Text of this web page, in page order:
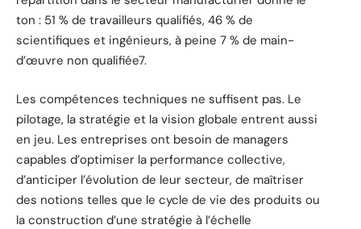
ton : 51 % de travailleurs qualifiés, 46 % de
scientifiques et ingénieurs, à peine 7 % de main-
d’œuvre non qualifiée7.
Les compétences techniques ne suffisent pas. Le
pilotage, la stratégie et la vision globale entrent aussi
en jeu. Les entreprises ont besoin de managers
capables d’optimiser la performance collective,
d’anticiper l’évolution de leur secteur, de maîtriser
des notions telles que le cycle de vie des produits ou
la construction d’une stratégie à l’échelle